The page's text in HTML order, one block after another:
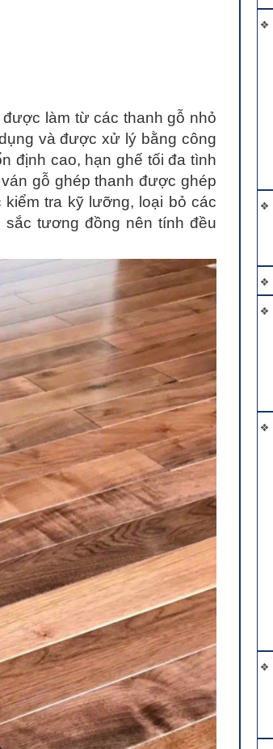
làm từ các thanh gỗ nhỏ
và được xử lý bằng công
định cao, hạn ghế tối đa tình
gỗ ghép thanh được ghép
tra kỹ lưỡng, loại bỏ các
tương đồng nên tính đều